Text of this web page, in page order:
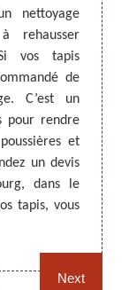
-
NORD
fauteuil, chaises
sièges 59
nettoyage
rehausser
vos tapis
de
C’est un
pour rendre
et
un devis
dans le
tapis, vous
Avec
de
le
ses
Next